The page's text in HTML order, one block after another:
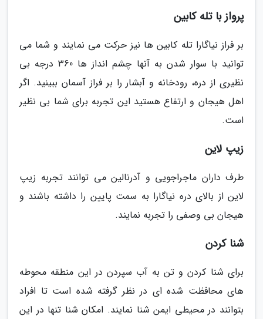
پرواز با تله کابین
بر فراز نیاگارا تله کابین ها نیز حرکت می نمایند و شما می
توانید با سوار شدن به آنها چشم انداز ها 360 درجه بی
نظیری از دره، رودخانه و آبشار را بر فراز آسمان ببینید. اگر
اهل هیجان و ارتفاع هستید این تجربه برای شما بی نظیر
است.
زیپ لاین
طرف داران ماجراجویی و آدرنالین می توانند تجربه زیپ
لاین از بالای دره نیاگارا به سمت پایین را داشته باشند و
هیجان بی وصفی را تجربه نمایند.
شنا کردن
برای شنا کردن و تن به آب سپردن در این منطقه محوطه
های محافظت شده ای در نظر گرفته شده است تا افراد
بتوانند در محیطی ایمن شنا نمایند. امکان شنا تنها در این